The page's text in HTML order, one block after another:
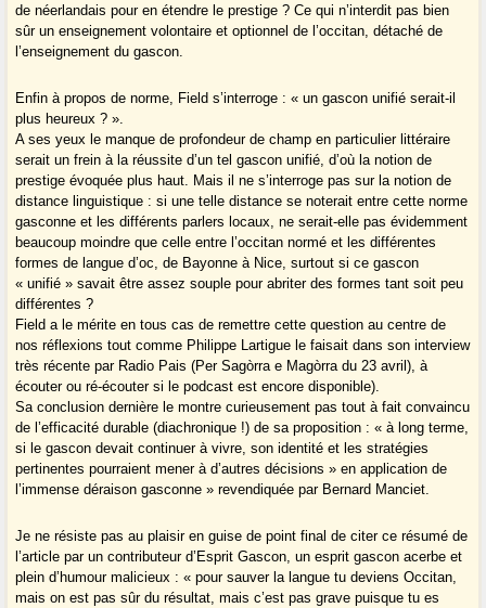
de néerlandais pour en étendre le prestige ? Ce qui n’interdit pas bien
sûr un enseignement volontaire et optionnel de l’occitan, détaché de
l’enseignement du gascon.
Enfin à propos de norme, Field s’interroge : « un gascon unifié serait-il
plus heureux ? ».
A ses yeux le manque de profondeur de champ en particulier littéraire
serait un frein à la réussite d’un tel gascon unifié, d’où la notion de
prestige évoquée plus haut. Mais il ne s’interroge pas sur la notion de
distance linguistique : si une telle distance se noterait entre cette norme
gasconne et les différents parlers locaux, ne serait-elle pas évidemment
beaucoup moindre que celle entre l’occitan normé et les différentes
formes de langue d’oc, de Bayonne à Nice, surtout si ce gascon
« unifié » savait être assez souple pour abriter des formes tant soit peu
différentes ?
Field a le mérite en tous cas de remettre cette question au centre de
nos réflexions tout comme Philippe Lartigue le faisait dans son interview
très récente par Radio Pais (Per Sagòrra e Magòrra du 23 avril), à
écouter ou ré-écouter si le podcast est encore disponible).
Sa conclusion dernière le montre curieusement pas tout à fait convaincu
de l’efficacité durable (diachronique !) de sa proposition : « à long terme,
si le gascon devait continuer à vivre, son identité et les stratégies
pertinentes pourraient mener à d’autres décisions » en application de
l’immense déraison gasconne » revendiquée par Bernard Manciet.
Je ne résiste pas au plaisir en guise de point final de citer ce résumé de
l’article par un contributeur d’Esprit Gascon, un esprit gascon acerbe et
plein d’humour malicieux : « pour sauver la langue tu deviens Occitan,
mais on est pas sûr du résultat, mais c’est pas grave puisque tu es